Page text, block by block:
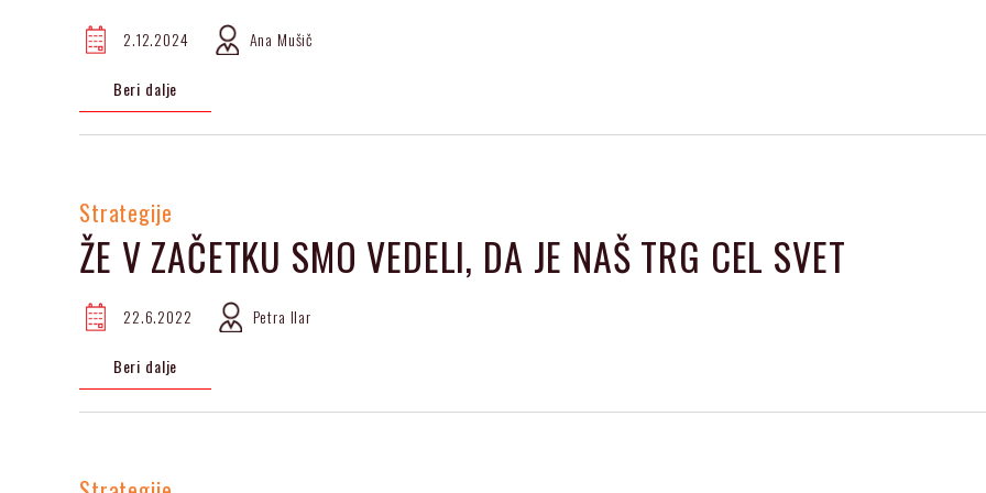
2.12.2024 Ana Mušič
Beri dalje
Strategije
ŽE V ZAČETKU SMO VEDELI, DA JE NAŠ TRG CEL SVET
22.6.2022 Petra Ilar
Beri dalje